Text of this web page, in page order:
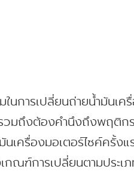
สมในการเปลี่ยนถ่ายน้ำมั
วมถึงต้องคำนึงถึงพฤติก
นเครื่องมอเตอร์ไซค์ครั้ง
กณฑ์การเปลี่ยนตามประเ